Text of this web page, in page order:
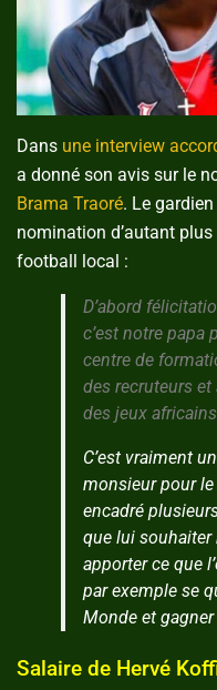
Dans une interview
a donné son avis sur le
Brama Traoré. Le
nomination d’autant plus
football local :
D’abord
c’est notre papa
centre de
des recruteurs et
des jeux
C’est vraiment
monsieur pour
encadré
que lui souhaiter
apporter ce que
par exemple se
Monde et gagner
Salaire de Hervé